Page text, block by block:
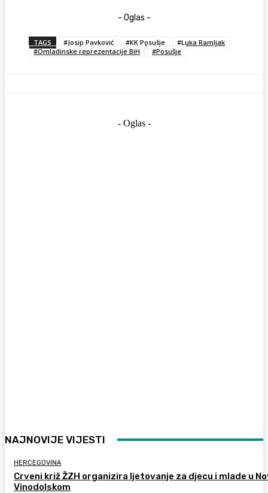
- Oglas -
TAGS #Josip Pavković #KK Posušje
#Luka Ramljak
#Omladinske reprezentacije BiH
#Posušje
- Oglas -
NAJNOVIJE VIJESTI
HERCEGOVINA
Crveni križ ŽZH organizira ljetovanje za djecu i mlade u
Vinodolskom